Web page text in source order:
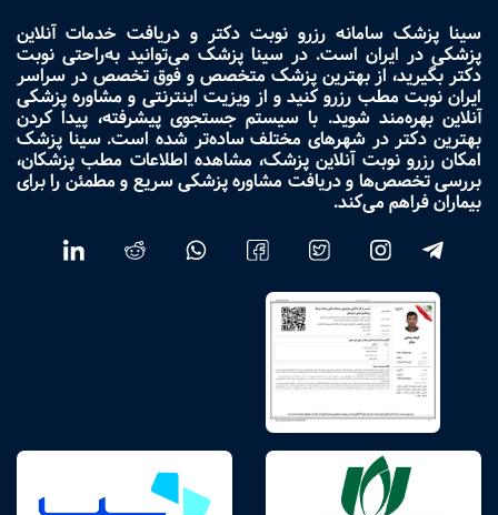
سینا پزشک سامانه رزرو نوبت دکتر و دریافت خدمات آنلاین
پزشکی در ایران است. در سینا پزشک می‌توانید به‌راحتی نوبت
دکتر بگیرید، از بهترین پزشک متخصص و فوق تخصص در سراسر
ایران نوبت مطب رزرو کنید و از ویزیت اینترنتی و مشاوره پزشکی
آنلاین بهره‌مند شوید. با سیستم جستجوی پیشرفته، پیدا کردن
بهترین دکتر در شهرهای مختلف ساده‌تر شده است. سینا پزشک
امکان رزرو نوبت آنلاین پزشک، مشاهده اطلاعات مطب پزشکان،
بررسی تخصص‌ها و دریافت مشاوره پزشکی سریع و مطمئن را برای
بیماران فراهم می‌کند.